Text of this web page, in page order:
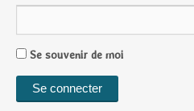
Se souvenir de moi